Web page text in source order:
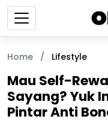
Home / Lifestyle
Mau Self-
Sayang? Yuk
Pintar Anti